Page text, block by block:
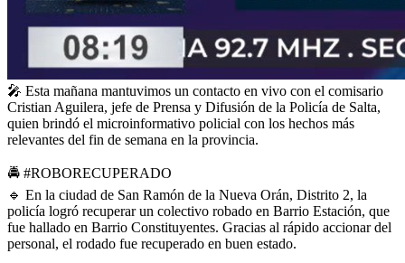
🎤 Esta mañana mantuvimos un contacto en vivo con el comisario
Cristian Aguilera, jefe de Prensa y Difusión de la Policía de Salta,
quien brindó el microinformativo policial con los hechos más
relevantes del fin de semana en la provincia.
🚔 #ROBORECUPERADO
🔹 En la ciudad de San Ramón de la Nueva Orán, Distrito 2, la
policía logró recuperar un colectivo robado en Barrio Estación, que
fue hallado en Barrio Constituyentes. Gracias al rápido accionar del
personal, el rodado fue recuperado en buen estado.